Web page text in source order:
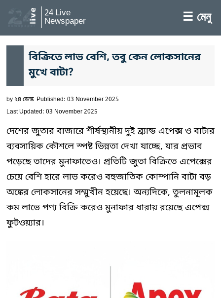
24 Live
Newspaper ☰ মেনু
বিক্রিতে লাভ বেশি, তবু কেন লোকসানের
মুখে বাটা?
by২৪ ডেস্ক Published: 03 November 2025
Last Updated: 03 November 2025
দেশের জুতার বাজারে শীর্ষস্থানীয় দুই ব্র্যান্ড এপেক্স ও বাটার
ব্যবসায়িক কৌশলে স্পষ্ট ভিন্নতা দেখা যাচ্ছে, যার প্রভাব
পড়েছে তাদের মুনাফাতেও। প্রতিটি জুতা বিক্রিতে এপেক্সের
চেয়ে বেশি হারে লাভ করেও বহুজাতিক কোম্পানি বাটা বড়
অঙ্কের লোকসানের সম্মুখীন হয়েছে। অন্যদিকে, তুলনামূলক
কম লাভে পণ্য বিক্রি করেও মুনাফার ধারায় রয়েছে এপেক্স
ফুটওয়্যার।